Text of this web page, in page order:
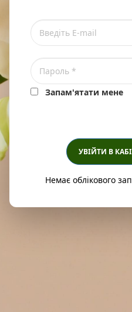
Запам'ятати мене
УВІЙТИ В
Немає облікового